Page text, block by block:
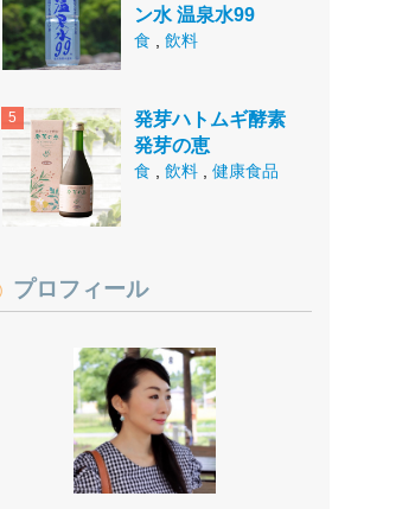
ン水 温泉水99
食 飲料
発芽ハトムギ酵素
発芽の恵
食 飲料 健康食品
プロフィール